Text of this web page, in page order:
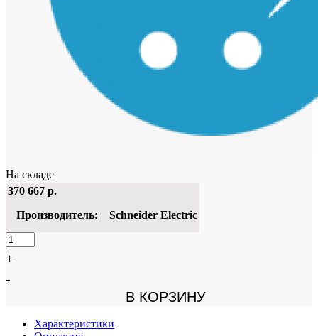
На складе
370 667 р.
Производитель:
Schneider Electric
+
-
В КОРЗИНУ
Характеристики